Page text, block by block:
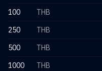
100
THB
250
THB
500
THB
1000
THB